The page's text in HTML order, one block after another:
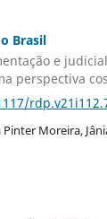
Brasil
e
perspectiva
Moreira,